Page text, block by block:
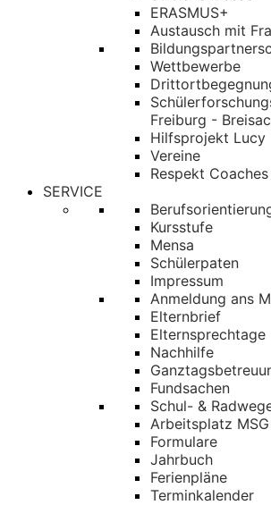
ERASMUS+
Austausch mit
Wettbewerbe
Freiburg -
Hilfsprojekt Lucy
Vereine
Respekt Coaches
SERVICE
Kursstufe
Mensa
Schülerpaten
Impressum
Anmeldung ans
Elternbrief
Elternsprechtage
Nachhilfe
Fundsachen
Schul- &
Arbeitsplatz MSG
Formulare
Jahrbuch
Ferienpläne
Terminkalender